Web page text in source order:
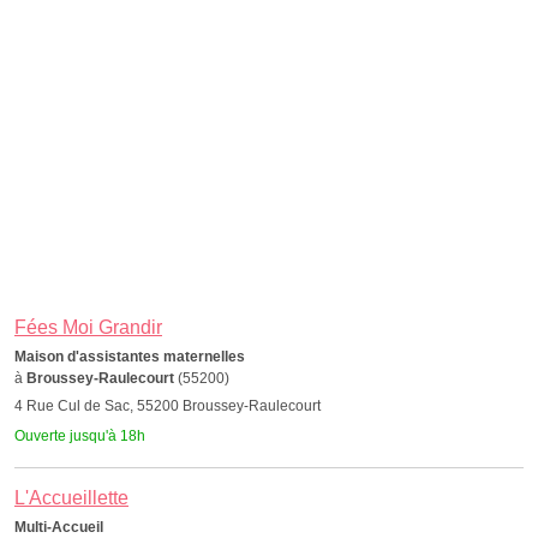
Fées Moi Grandir
Maison d'assistantes maternelles
à Broussey-Raulecourt (55200)
4 Rue Cul de Sac, 55200 Broussey-Raulecourt
Ouverte jusqu'à 18h
L'Accueillette
Multi-Accueil